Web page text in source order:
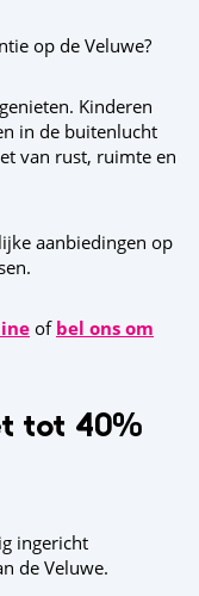
op de Veluwe?
Kinderen
in de buitenlucht
van rust, ruimte en
aanbiedingen op
of bel ons om
tot 40%
ingericht
de Veluwe.